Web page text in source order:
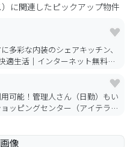
に関連したピックアップ物件
多彩な内装のシェアキッチン、
適生活｜インターネット無料物
可能！管理人さん（日勤）もい
ッピングセンター（アイテラ